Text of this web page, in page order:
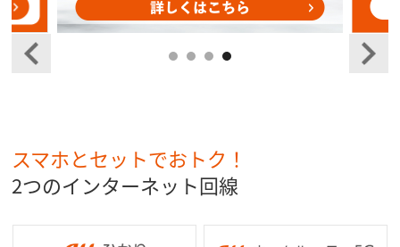
スマホとセットでおトク！
2つのインターネット回線